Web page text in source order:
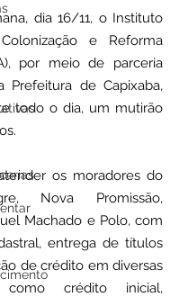
dia 16/11, o Instituto
e Reforma
por meio de parceria
Prefeitura de Capixaba,
todo o dia, um mutirão
os moradores do
Nova Promissão,
Machado e Polo, com
entrega de títulos
de crédito em diversas
como crédito inicial,